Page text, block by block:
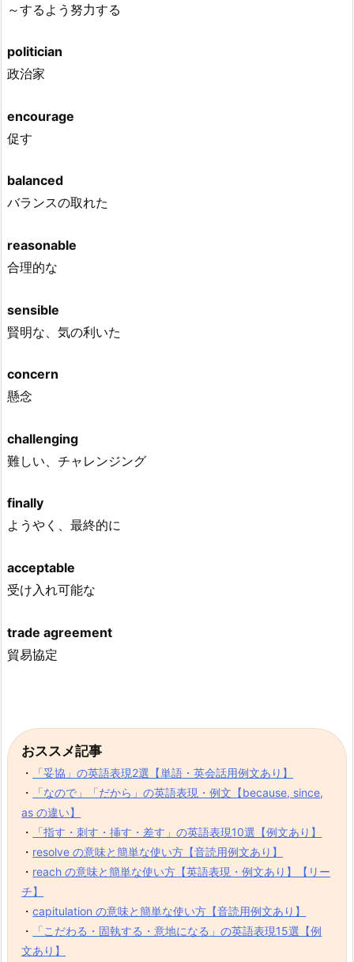
～するよう努力する
politician
政治家
encourage
促す
balanced
バランスの取れた
reasonable
合理的な
sensible
賢明な、気の利いた
concern
懸念
challenging
難しい、チャレンジング
finally
ようやく、最終的に
acceptable
受け入れ可能な
trade agreement
貿易協定
おススメ記事
・
「妥協」の英語表現2選【単語・英会話用例文あり】
・
「なので」「だから」の英語表現・例文【because, since,
as の違い】
・
「指す・刺す・挿す・差す」の英語表現10選【例文あり】
・ resolve の意味と簡単な使い方【音読用例文あり】
・ reach の意味と簡単な使い方【英語表現・例文あり】【リー
チ】
・capitulation の意味と簡単な使い方【音読用例文あり】
・
「こだわる・固執する・意地になる」の英語表現15選【例
文あり】